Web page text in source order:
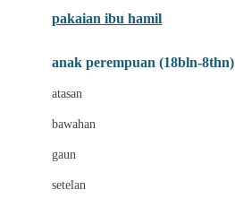
Cottonseeds
Crane
pakaian ibu hamil
anak perempuan (18bln-8thn)
atasan
bawahan
gaun
setelan